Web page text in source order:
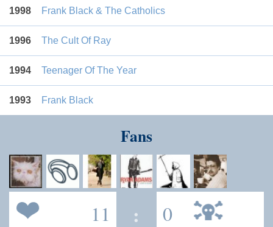
1998 Frank Black & The Catholics
1996 The Cult Of Ray
1994 Teenager Of The Year
1993 Frank Black
Fans
11 : 0